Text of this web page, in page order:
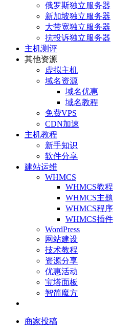
俄罗斯独立服务器
新加坡独立服务器
大带宽独立服务器
抗投诉独立服务器
主机测评
其他资源
虚拟主机
域名资源
域名优惠
域名教程
免费VPS
CDN加速
主机教程
新手知识
软件分享
建站运维
WHMCS
WHMCS教程
WHMCS主题
WHMCS程序
WHMCS插件
WordPress
网站建设
技术教程
资源分享
优惠活动
宝塔面板
智简魔方
商家投稿